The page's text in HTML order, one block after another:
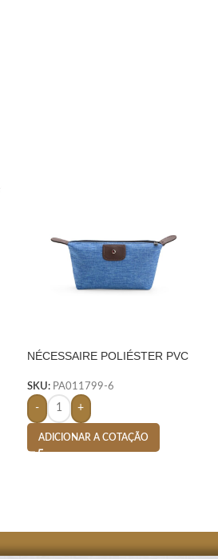
NÉCESSAIRE POLIÉSTER PVC
SKU: PA011799-6
- +
ADICIONAR A COTAÇÃO